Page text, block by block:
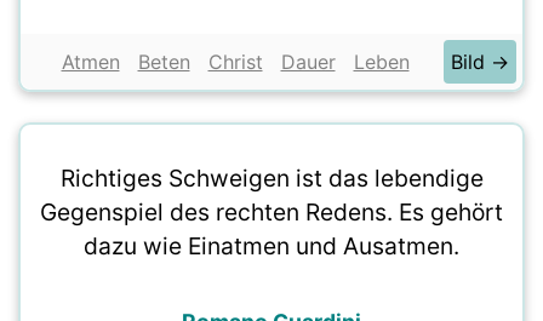
Atmen Beten Christ Dauer Leben Bild →
Richtiges Schweigen ist das lebendige
Gegenspiel des rechten Redens. Es gehört
dazu wie Einatmen und Ausatmen.